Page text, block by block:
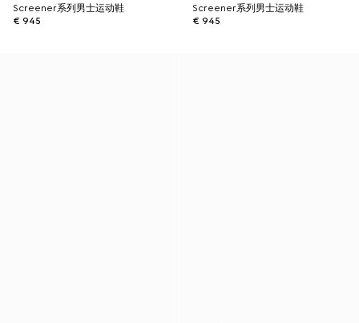
Screener系列男士运动鞋
€ 945
Screener系列男士运动鞋
€ 945